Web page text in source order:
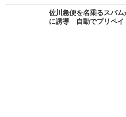
佐川急便を名乗るスパ
に誘導 自動でプリペイ